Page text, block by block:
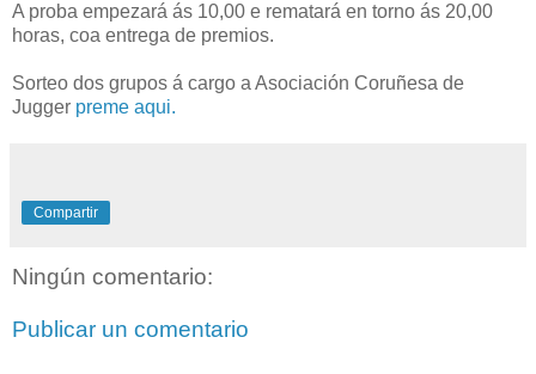
A proba empezará ás 10,00 e rematará en torno ás 20,00
horas, coa entrega de premios.
Sorteo dos grupos á cargo a Asociación Coruñesa de
Jugger preme aqui.
Compartir
Ningún comentario:
Publicar un comentario